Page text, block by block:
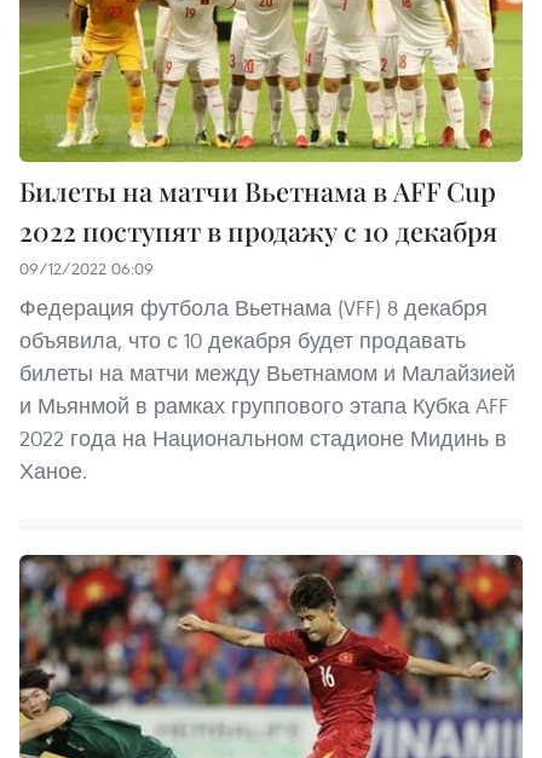
Билеты на матчи Вьетнама в AFF Cup
2022 поступят в продажу с 10 декабря
09/12/2022 06:09
Федерация футбола Вьетнама (VFF) 8 декабря
объявила, что с 10 декабря будет продавать
билеты на матчи между Вьетнамом и Малайзией
и Мьянмой в рамках группового этапа Кубка AFF
2022 года на Национальном стадионе Мидинь в
Ханое.